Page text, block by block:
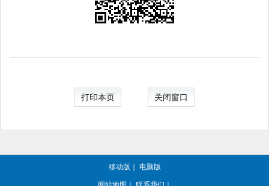
打印本页 关闭窗口
移动版 电脑版